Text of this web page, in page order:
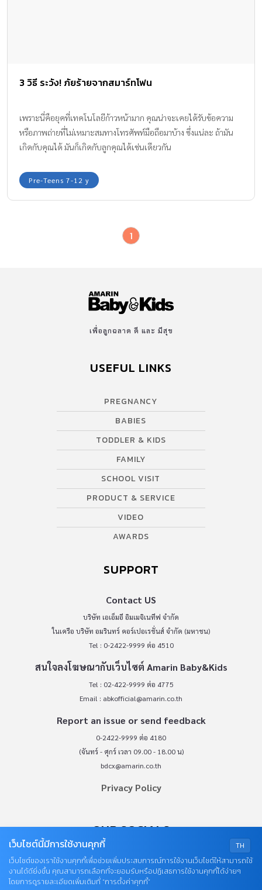
3 วิธี ระวัง! ภัยร้ายจากสมาร์ทโฟน
เพราะนี่คือยุคที่เทคโนโลยีก้าวหน้ามาก คุณน่าจะเคยได้รับข้อความ
หรือภาพถ่ายที่ไม่เหมาะสมทางโทรศัพท์มือถือมาบ้าง ซึ่งแน่ละ ถ้ามัน
เกิดกับคุณได้ มันก็เกิดกับลูกคุณได้เช่นเดียวกัน
Pre-Teens 7-12 y
1
เพื่อลูกฉลาด ดี และ มีสุข
USEFUL LINKS
PREGNANCY
BABIES
TODDLER & KIDS
FAMILY
SCHOOL VISIT
PRODUCT & SERVICE
VIDEO
AWARDS
SUPPORT
Contact US
บริษัท เอเอ็มอี อิมเมจิเนทีฟ จำกัด
ในเครือ บริษัท อมรินทร์ คอร์เปอเรชั่นส์ จำกัด (มหาชน)
Tel : 0-2422-9999 ต่อ 4510
สนใจลงโฆษณากับเว็บไซต์ Amarin Baby&Kids
Tel : 02-422-9999 ต่อ 4775
Email : abkofficial@amarin.co.th
Report an issue or send feedback
0-2422-9999 ต่อ 4180
(จันทร์ - ศุกร์ เวลา 09.00 - 18.00 น)
bdcx@amarin.co.th
Privacy Policy
OUR SOCIALS
TH
เว็บไซต์นี้มีการใช้งานคุกกี้
เว็บไซต์ของเราใช้งานคุกกี้เพื่อช่วยเพิ่มประสบการณ์การใช้งานเว็บไซต์ให้สามารถใช้
งานได้ดียิ่งขึ้น คุณสามารถเลือกที่จะยอมรับหรือปฏิเสธการใช้งานคุกกี้ได้ง่ายๆ
โดยการดูรายละเอียดเพิ่มเติมที่ “การตั้งค่าคุกกี้”